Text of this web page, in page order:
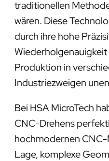
traditionellen
wären. Diese
durch ihre hohe
Wiederholgenauigkeit
Produktion in
Industriezweigen
Bei HSA MicroTech
CNC-Drehens
hochmodernen
Lage, komplexe